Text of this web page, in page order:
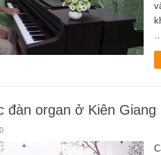
đàn organ ở Kiên Giang
0